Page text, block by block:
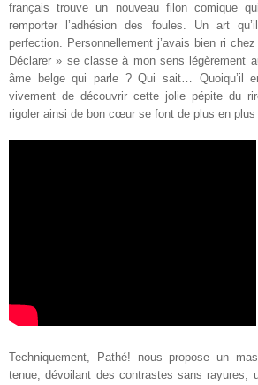
français trouve un nouveau filon comique
remporter l’adhésion des foules. Un art
perfection. Personnellement j’avais bien ri
Déclarer » se classe à mon sens légèrement
âme belge qui parle ? Qui sait… Quoiqu’il
vivement de découvrir cette jolie pépite du
rigoler ainsi de bon cœur se font de plus en plus
Techniquement, Pathé! nous propose un
tenue, dévoilant des contrastes sans rayures,